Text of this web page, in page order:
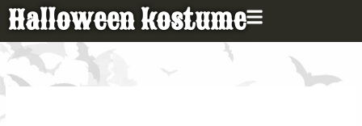
Gå
indholdet
Halloween kostume